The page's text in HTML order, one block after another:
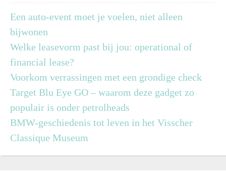
Een auto-event moet je voelen, niet alleen
bijwonen
Welke leasevorm past bij jou: operational of
financial lease?
Voorkom verrassingen met een grondige check
Target Blu Eye GO – waarom deze gadget zo
populair is onder petrolheads
BMW-geschiedenis tot leven in het Visscher
Classique Museum